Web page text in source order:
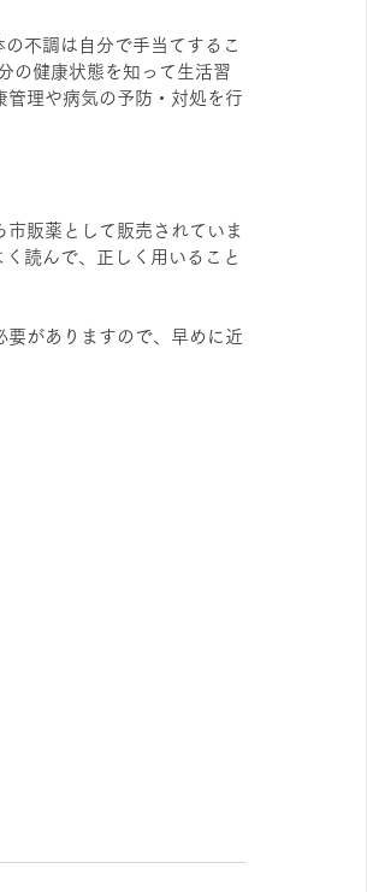
の不調は自分で手当てするこ
の健康状態を知って生活習
理や病気の予防・対処を行
販薬として販売されていま
読んで、正しく用いること
がありますので、早めに近